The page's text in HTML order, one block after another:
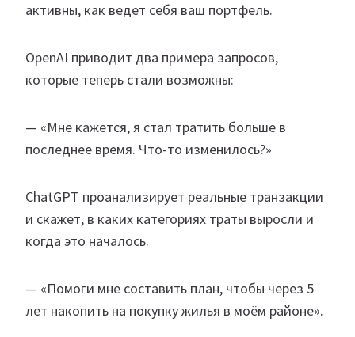
активны, как ведет себя ваш портфель.
OpenAI приводит два примера запросов,
которые теперь стали возможны:
— «Мне кажется, я стал тратить больше в
последнее время. Что-то изменилось?»
ChatGPT проанализирует реальные транзакции
и скажет, в каких категориях траты выросли и
когда это началось.
— «Помоги мне составить план, чтобы через 5
лет накопить на покупку жилья в моём районе».